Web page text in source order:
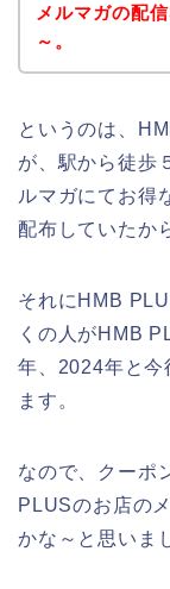
メルマガの配
～。
というのは、
が、駅から徒歩
ルマガにてお得
配布していたか
それにHMB
くの人がHMB
年、2024年と今
ます。
なので、クーポ
PLUSのお店の
かな～と思いま